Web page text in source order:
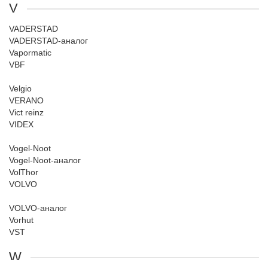
V
VADERSTAD
VADERSTAD-аналог
Vapormatic
VBF
Velgio
VERANO
Vict reinz
VIDEX
Vogel-Noot
Vogel-Noot-аналог
VolThor
VOLVO
VOLVO-аналог
Vorhut
VST
W